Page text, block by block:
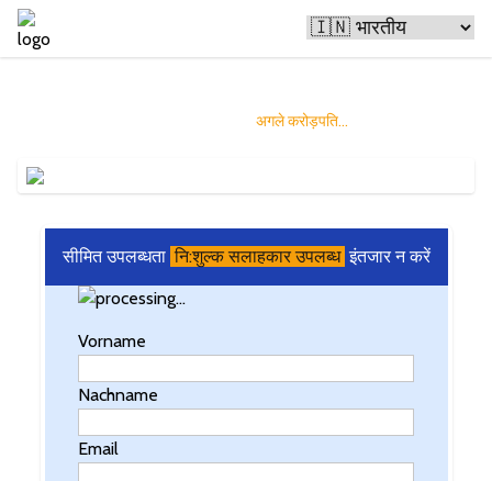
अगले करोड़पति...
सीमित उपलब्धता नि:शुल्क सलाहकार उपलब्ध इंतजार न करें
Vorname
Nachname
Email